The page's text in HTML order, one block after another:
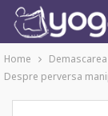
Home
Despre perversa